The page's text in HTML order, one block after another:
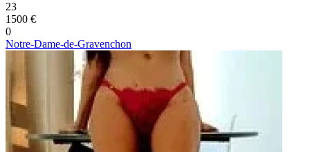
23
1500 €
0
Notre-Dame-de-Gravenchon